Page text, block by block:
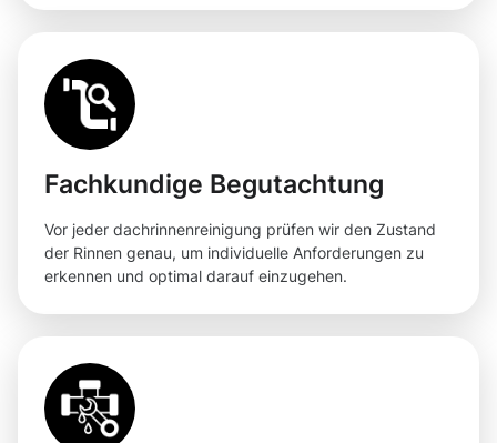
Fachkundige Begutachtung
Vor jeder dachrinnenreinigung prüfen wir den Zustand
der Rinnen genau, um individuelle Anforderungen zu
erkennen und optimal darauf einzugehen.